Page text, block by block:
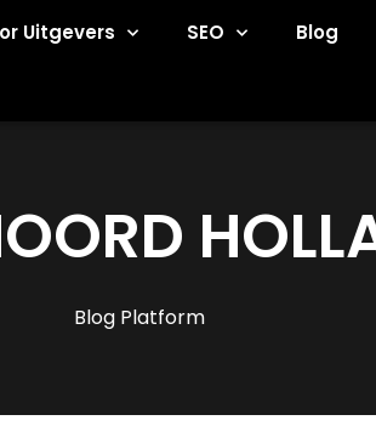
Uitgevers SEO Blog
Blog Platform